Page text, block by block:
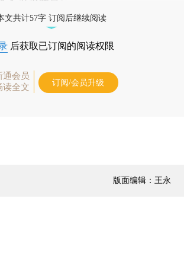
文共计57字 订阅后继续阅读
后获取已订阅的阅读权限
通会员
读全文
订阅/会员升级
版面编辑：王永